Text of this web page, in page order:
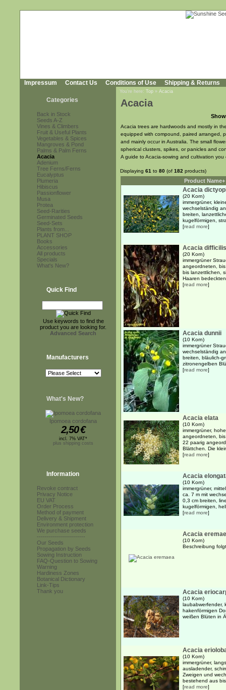
Impressum Contact Us Conditions of Use Shipping & Returns
Categories
Back in Stock
Seeds A-Z
Vines & Climbers
Fruit & Useful Plants
Vegetables & Spices
Mangroves & Pond
Palms & Palm Ferns
Acacia
Adenium
Tree Ferns/Ferns
Eucalyptus
Plumeria
Hibiscus
Passionflower
Musa
Protea
Seed-Rarities
Germinated Seeds
Seed-Sets
Plants from...
PLANT SHOP
Books
Accessories
All products
Specials
What's New?
Quick Find
Use keywords to find the
product you are looking for.
Advanced Search
Manufacturers
What's New?
Ipomoea cordofana
2,50€
incl. 7% VAT*
plus shipping costs
Information
Revoke contract
Privacy Notice
EU VAT
Order Process
Method of payment
Delivery & Shipment
Environment protection
We purchase seeds
------------------------
Our Seeds
Propagation by Seeds
Sowing Instruction
FAQ-Question to Sowing
Warning
Hardiness Zones
Botanical Dictionary
Link-Tips
Thank you
You're here: Top » Acacia
Acacia
Acacia trees are hardwoods and mostly in
equipped with compound, paired arranged,
and mainly occur in Australia. The small
spherical clusters, spikes, or panicles and
A guide to Acacia-sowing and cultivation
Displaying 61 to 80 (of 182 products)
Product Name+
Acacia
(20 Korn)
immergrüner,
wechselständig
breiten,
kugelförmigen,
[read more]
Acacia difficilis
(20 Korn)
immergrüner
angeordneten,
bis lanzettlichen,
Haaren
[read more]
Acacia dunnii
(10 Korn)
immergrüner
wechselständig
breiten, bläulich-
zitronengelben
[read more]
Acacia elata
(10 Korn)
immergrüner,
angeordneten,
22 paarig
Blättchen. Die
[read more]
Acacia
(10 Korn)
immergrüner,
ca. 7 m mit
0,3 cm breiten,
kugelförmigen,
[read more]
Acacia
(10 Korn)
Beschreibung
Acacia
(10 Korn)
laubabwerfender,
hakenförmigen
weißen Blüten in
Acacia
(10 Korn)
immergrüner,
ausladender,
Zweigen und
bestehend aus
[read more]